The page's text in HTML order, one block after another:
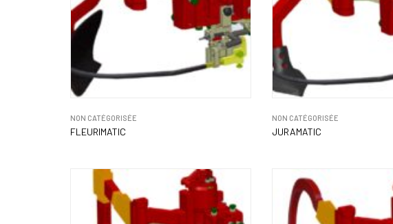
NON CATÉGORISÉE
FLEURIMATIC
NON CATÉGORISÉE
JURAMATIC